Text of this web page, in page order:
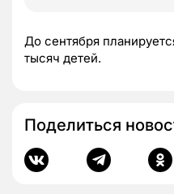
До сентября
тысяч детей.
Поделиться